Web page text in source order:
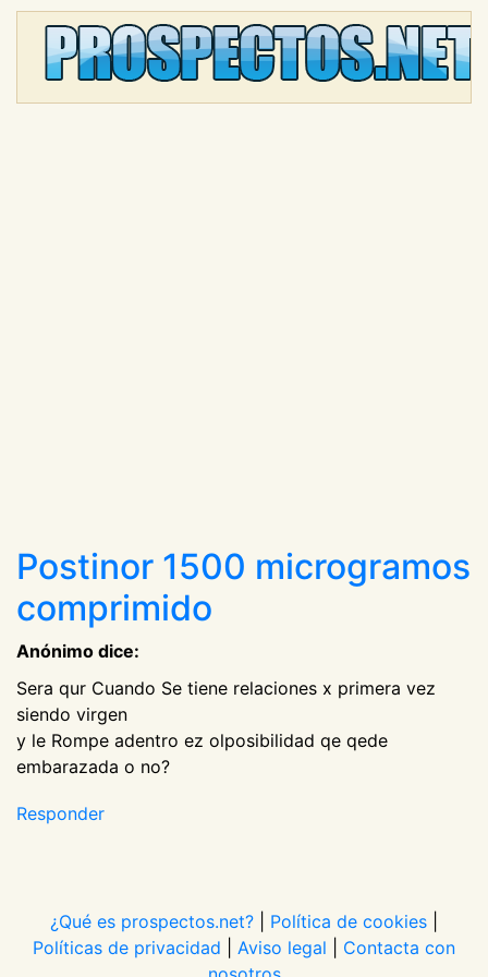
Postinor 1500 microgramos
comprimido
Anónimo dice:
Sera qur Cuando Se tiene relaciones x primera vez
siendo virgen
y le Rompe adentro ez olposibilidad qe qede
embarazada o no?
Responder
¿Qué es prospectos.net? Política de cookies
Políticas de privacidad
Aviso legal
Contacta con